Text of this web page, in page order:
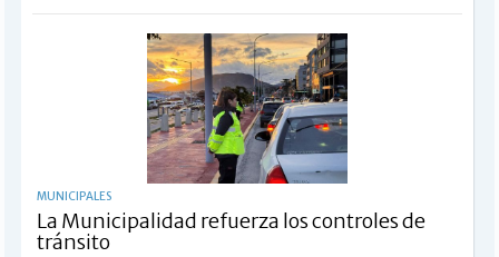
MUNICIPALES
La Municipalidad refuerza los controles de
tránsito